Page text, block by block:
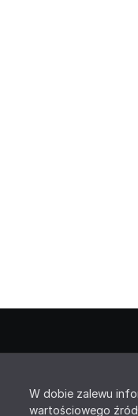
W dobie zalewu
wartościowego